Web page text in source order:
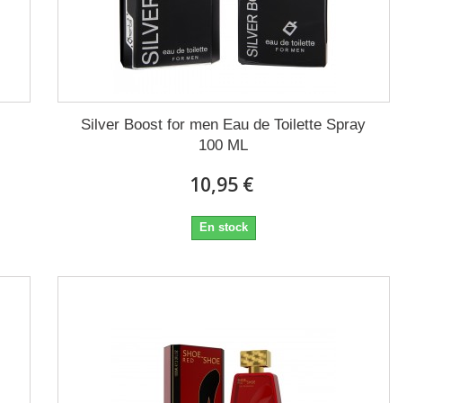
Silver Boost for men Eau de Toilette Spray
100 ML
10,95 €
En stock